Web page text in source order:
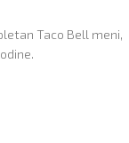
Taco Bell meni,